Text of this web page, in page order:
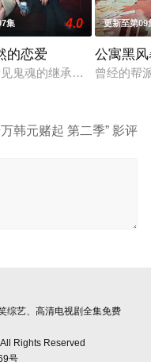
丽回归，完美蜕变为成
集 4.0
的恋爱
鬼魂的继承人与一名王牌
更新至第09
公寓黑
曾经的帮
韩元赌起 第二季” 影评
综艺、高清电视剧全集免费
Rights Reserved
号